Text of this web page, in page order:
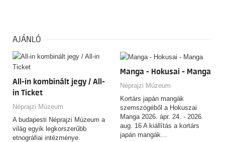
AJÁNLÓ
All-in kombinált jegy / All-
in Ticket
Néprajzi Múzeum
A budapesti Néprajzi Múzeum a
világ egyik legkorszerűbb
etnográfiai intézménye.
Manga - Hokusai - Manga
Néprajzi Múzeum
Kortárs japán mangák
szemszögéből a Hokuszai
Manga 2026. ápr. 24. - 2026.
aug. 16 A kiállítás a kortárs
japán mangák…